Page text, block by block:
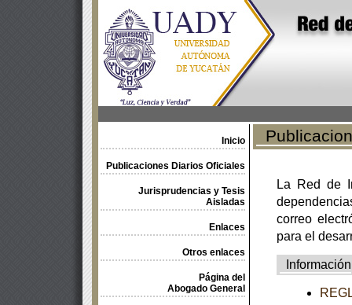
Inicio
Publicaciones Diarios Oficiales
Jurisprudencias y Tesis
Aisladas
Enlaces
Otros enlaces
Página del
Abogado General
La Red de
correo
para el
Información